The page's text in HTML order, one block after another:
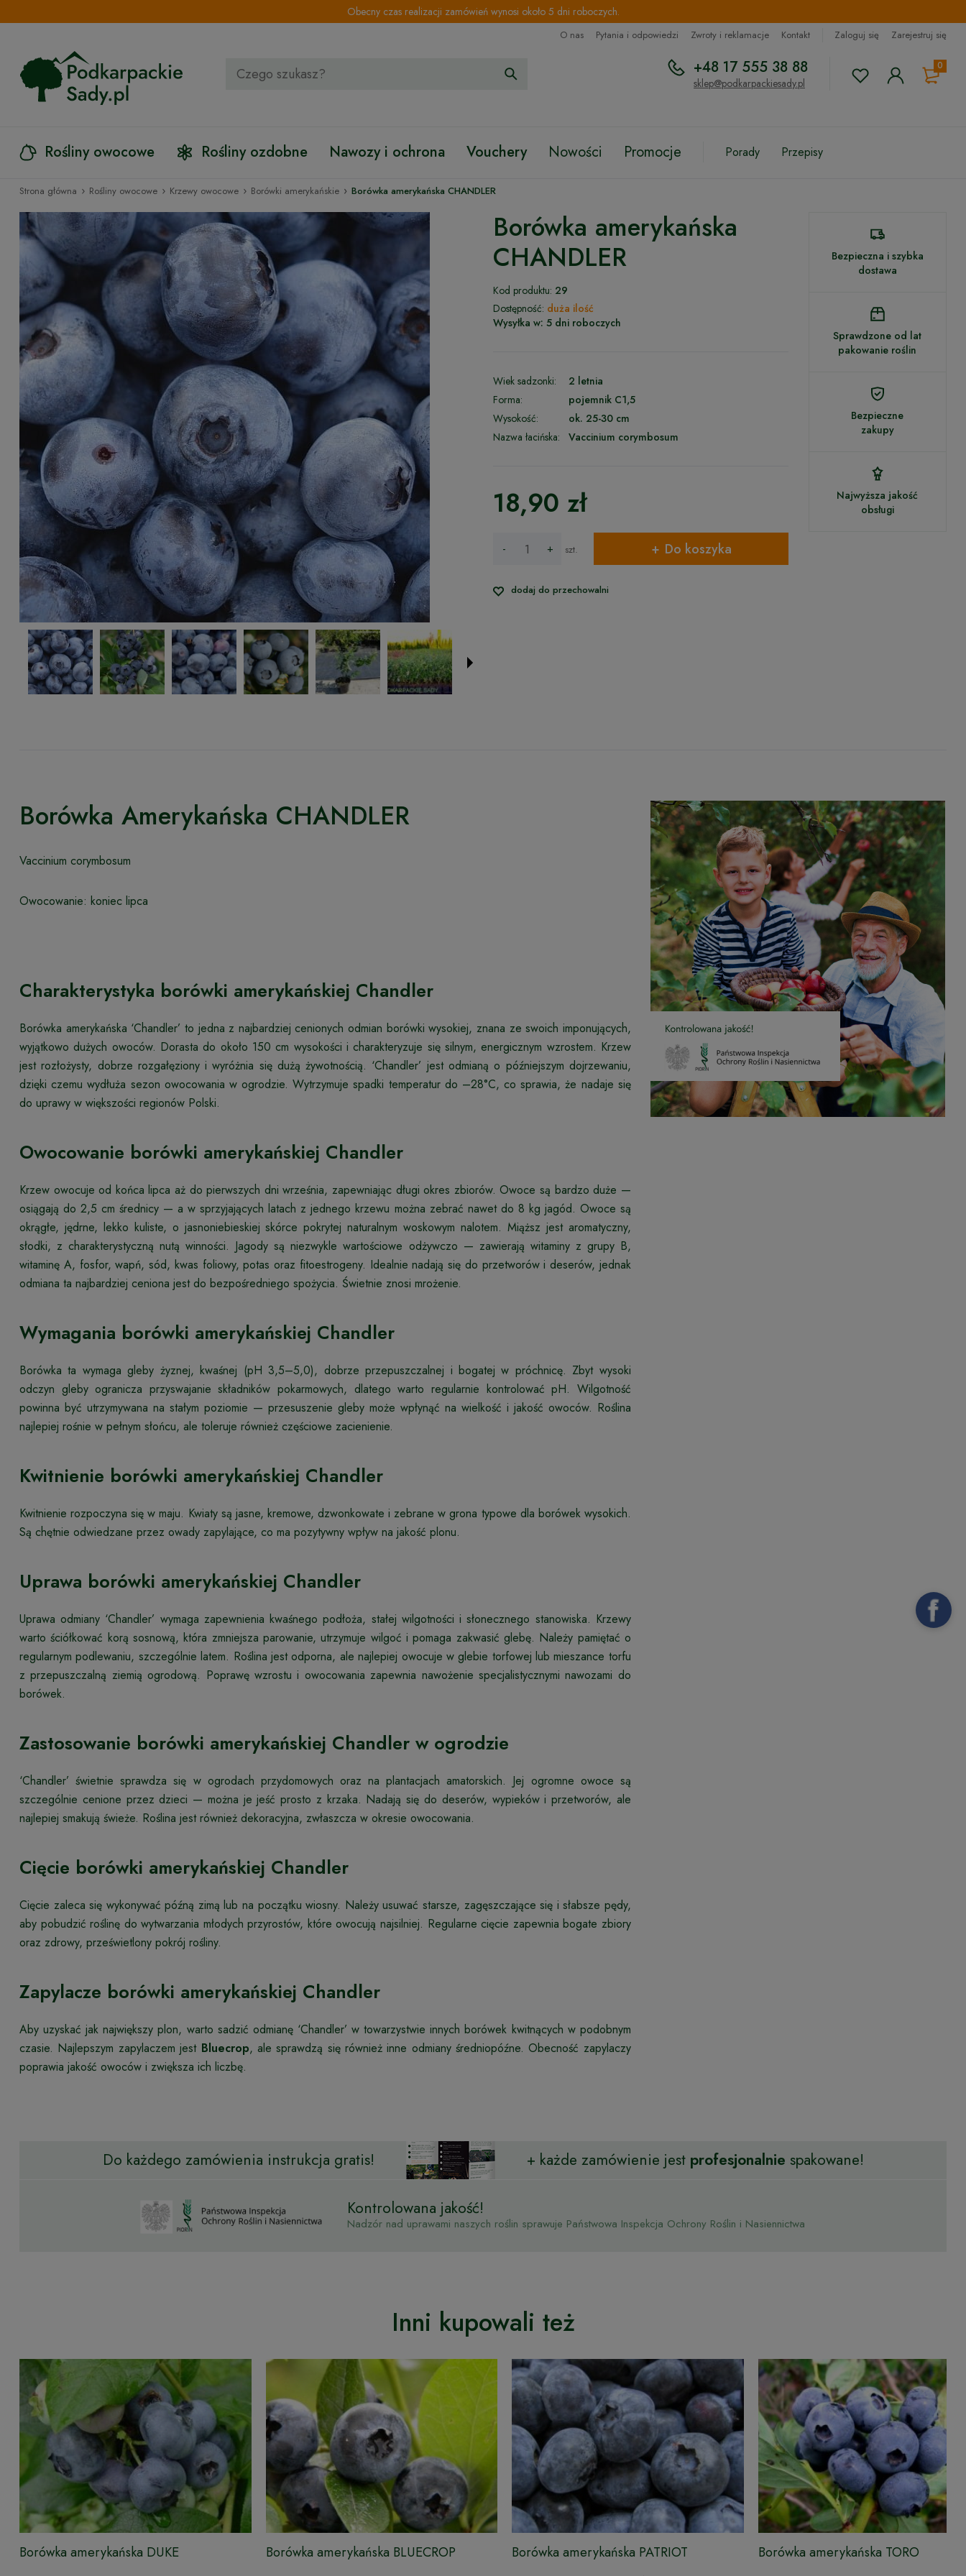
Obecny czas realizacji zamówień wynosi około 5 dni roboczych.
O nas Pytania i odpowiedzi Zwroty i reklamacje Kontakt Zaloguj się Zarejestruj się
0
+48 17 555 38 88
sklep@podkarpackiesady.pl
Rośliny owocowe Rośliny ozdobne Nawozy i ochrona Vouchery Nowości Promocje Porady Przepisy
Strona główna › Rośliny owocowe › Krzewy owocowe › Borówki amerykańskie › Borówka amerykańska CHANDLER
Borówka amerykańska
CHANDLER
Kod produktu: 29
Dostępność: duża ilość
Wysyłka w: 5 dni roboczych
Wiek sadzonki:
2 letnia
Forma:
pojemnik C1,5
Wysokość:
ok. 25-30 cm
Nazwa łacińska:
Vaccinium corymbosum
18,90 zł
- + szt. Do koszyka
dodaj do przechowalni
Bezpieczna i szybka
dostawa
Sprawdzone od lat
pakowanie roślin
Bezpieczne
zakupy
Najwyższa jakość
obsługi
Borówka Amerykańska CHANDLER
Vaccinium corymbosum
Owocowanie: koniec lipca
Charakterystyka borówki amerykańskiej Chandler
Borówka amerykańska ‘Chandler’ to jedna z najbardziej cenionych odmian borówki wysokiej, znana ze swoich imponujących,
wyjątkowo dużych owoców. Dorasta do około 150 cm wysokości i charakteryzuje się silnym, energicznym wzrostem. Krzew
jest rozłożysty, dobrze rozgałęziony i wyróżnia się dużą żywotnością. ‘Chandler’ jest odmianą o późniejszym dojrzewaniu,
dzięki czemu wydłuża sezon owocowania w ogrodzie. Wytrzymuje spadki temperatur do –28°C, co sprawia, że nadaje się
do uprawy w większości regionów Polski.
Owocowanie borówki amerykańskiej Chandler
Krzew owocuje od końca lipca aż do pierwszych dni września, zapewniając długi okres zbiorów. Owoce są bardzo duże —
osiągają do 2,5 cm średnicy — a w sprzyjających latach z jednego krzewu można zebrać nawet do 8 kg jagód. Owoce są
okrągłe, jędrne, lekko kuliste, o jasnoniebieskiej skórce pokrytej naturalnym woskowym nalotem. Miąższ jest aromatyczny,
słodki, z charakterystyczną nutą winności. Jagody są niezwykle wartościowe odżywczo — zawierają witaminy z grupy B,
witaminę A, fosfor, wapń, sód, kwas foliowy, potas oraz fitoestrogeny. Idealnie nadają się do przetworów i deserów, jednak
odmiana ta najbardziej ceniona jest do bezpośredniego spożycia. Świetnie znosi mrożenie.
Wymagania borówki amerykańskiej Chandler
Borówka ta wymaga gleby żyznej, kwaśnej (pH 3,5–5,0), dobrze przepuszczalnej i bogatej w próchnicę. Zbyt wysoki
odczyn gleby ogranicza przyswajanie składników pokarmowych, dlatego warto regularnie kontrolować pH. Wilgotność
powinna być utrzymywana na stałym poziomie — przesuszenie gleby może wpłynąć na wielkość i jakość owoców. Roślina
najlepiej rośnie w pełnym słońcu, ale toleruje również częściowe zacienienie.
Kwitnienie borówki amerykańskiej Chandler
Kwitnienie rozpoczyna się w maju. Kwiaty są jasne, kremowe, dzwonkowate i zebrane w grona typowe dla borówek wysokich.
Są chętnie odwiedzane przez owady zapylające, co ma pozytywny wpływ na jakość plonu.
Uprawa borówki amerykańskiej Chandler
Uprawa odmiany ‘Chandler’ wymaga zapewnienia kwaśnego podłoża, stałej wilgotności i słonecznego stanowiska. Krzewy
warto ściółkować korą sosnową, która zmniejsza parowanie, utrzymuje wilgoć i pomaga zakwasić glebę. Należy pamiętać o
regularnym podlewaniu, szczególnie latem. Roślina jest odporna, ale najlepiej owocuje w glebie torfowej lub mieszance torfu
z przepuszczalną ziemią ogrodową. Poprawę wzrostu i owocowania zapewnia nawożenie specjalistycznymi nawozami do
borówek.
Zastosowanie borówki amerykańskiej Chandler w ogrodzie
‘Chandler’ świetnie sprawdza się w ogrodach przydomowych oraz na plantacjach amatorskich. Jej ogromne owoce są
szczególnie cenione przez dzieci — można je jeść prosto z krzaka. Nadają się do deserów, wypieków i przetworów, ale
najlepiej smakują świeże. Roślina jest również dekoracyjna, zwłaszcza w okresie owocowania.
Cięcie borówki amerykańskiej Chandler
Cięcie zaleca się wykonywać późną zimą lub na początku wiosny. Należy usuwać starsze, zagęszczające się i słabsze pędy,
aby pobudzić roślinę do wytwarzania młodych przyrostów, które owocują najsilniej. Regularne cięcie zapewnia bogate zbiory
oraz zdrowy, prześwietlony pokrój rośliny.
Zapylacze borówki amerykańskiej Chandler
Aby uzyskać jak największy plon, warto sadzić odmianę ‘Chandler’ w towarzystwie innych borówek kwitnących w podobnym
czasie. Najlepszym zapylaczem jest Bluecrop, ale sprawdzą się również inne odmiany średniopóźne. Obecność zapylaczy
poprawia jakość owoców i zwiększa ich liczbę.
Do każdego zamówienia instrukcja gratis! + każde zamówienie jest profesjonalnie spakowane!
Kontrolowana jakość!
Nadzór nad uprawami naszych roślin sprawuje Państwowa Inspekcja Ochrony Roślin i Nasiennictwa
Inni kupowali też
Borówka amerykańska DUKE Borówka amerykańska BLUECROP Borówka amerykańska PATRIOT Borówka amerykańska TORO